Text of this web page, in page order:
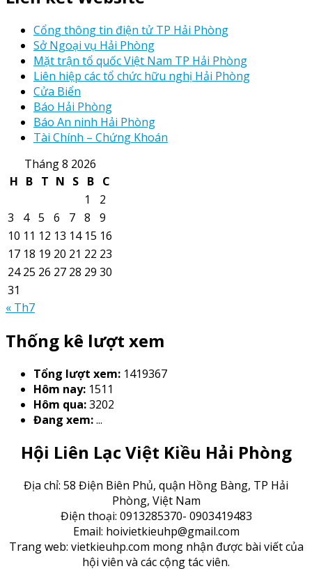
Cổng thông tin điện tử TP Hải Phòng
Sở Ngoại vụ Hải Phòng
Mặt trận tổ quốc Việt Nam TP Hải Phòng
Liên hiệp các tổ chức hữu nghị Hải Phòng
Cửa Biển
Báo Hải Phòng
Báo An ninh Hải Phòng
Tài Chính – Chứng Khoán
Tháng 8 2026
H B T N S B C
1
2
3
4 5 6 7 8
9
10 11 12 13 14 15 16
17 18 19 20 21 22 23
24 25 26 27 28 29 30
31
« Th7
Thống kê lượt xem
Tổng lượt xem: 1419367
Hôm nay: 1511
Hôm qua:3202
Đang xem:...
Hội Liên Lạc Việt Kiều Hải Phòng
Địa chỉ: 58 Điện Biên Phủ, quận Hồng Bàng, TP Hải
Phòng, Việt Nam
Điện thoại: 0913285370- 0903419483
Email: hoivietkieuhp@gmail.com
Trang web: vietkieuhp.com mong nhận được bài viết của
hội viên và các cộng tác viên.